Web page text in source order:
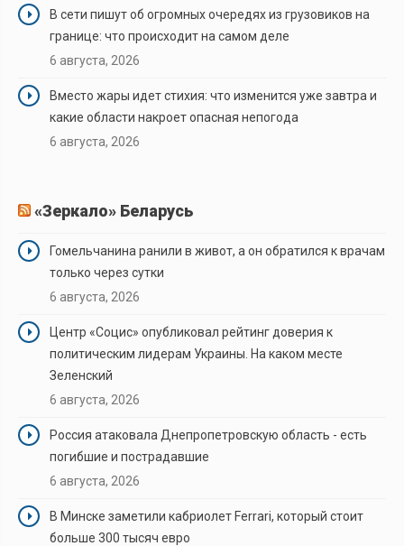
В сети пишут об огромных очередях из грузовиков на
границе: что происходит на самом деле
6 августа, 2026
Вместо жары идет стихия: что изменится уже завтра и
какие области накроет опасная непогода
6 августа, 2026
«Зеркало» Беларусь
Гомельчанина ранили в живот, а он обратился к врачам
только через сутки
6 августа, 2026
Центр «Социс» опубликовал рейтинг доверия к
политическим лидерам Украины. На каком месте
Зеленский
6 августа, 2026
Россия атаковала Днепропетровскую область - есть
погибшие и пострадавшие
6 августа, 2026
В Минске заметили кабриолет Ferrari, который стоит
больше 300 тысяч евро